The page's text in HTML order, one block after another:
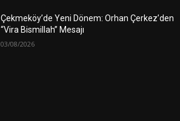
Çekmeköy’de Yeni Dönem: Orhan Çerkez’den
“Vira Bismillah” Mesajı
03/08/2026